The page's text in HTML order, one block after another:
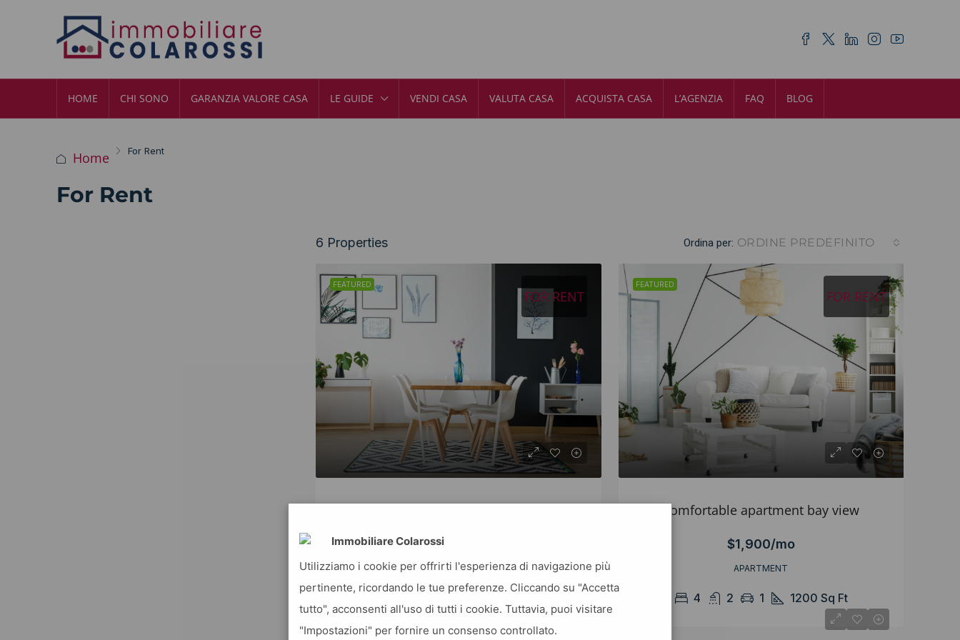
HOME CHI SONO GARANZIA VALORE CASA LE GUIDE VENDI CASA VALUTA CASA ACQUISTA CASA L’AGENZIA FAQ BLOG
Home For Rent
For Rent
6 Properties Ordina per: ORDINE PREDEFINITO
FEATURED
FOR RENT
$2,200/mo
APARTMENT
FEATURED
FOR RENT
Comfortable apartment bay view
$1,900/mo
APARTMENT
4 2 1 1200 Sq Ft
Immobiliare Colarossi
Utilizziamo i cookie per offrirti l'esperienza di navigazione più
pertinente, ricordando le tue preferenze. Cliccando su "Accetta
tutto", acconsenti all'uso di tutti i cookie. Tuttavia, puoi visitare
"Impostazioni" per fornire un consenso controllato.